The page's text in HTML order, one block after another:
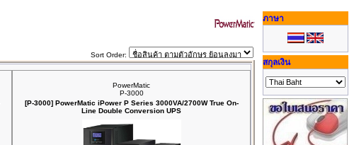
Sort Order:
PowerMatic
P-3000
[P-3000] PowerMatic iPower P Series 3000VA/2700W True On-
Line Double Conversion UPS
ภาษา
สกุลเงิน